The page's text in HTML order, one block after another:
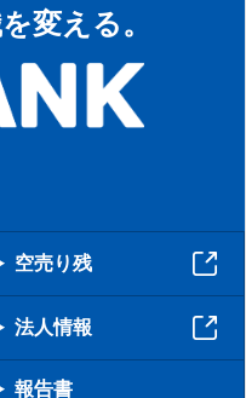
変える。
空売り残
法人情報
報告書